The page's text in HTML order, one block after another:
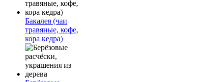
Бакалея (чаи
травяные, кофе,
кора кедра)